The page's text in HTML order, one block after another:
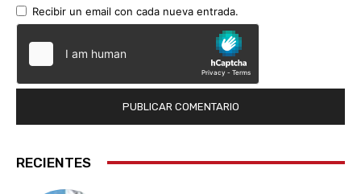
Recibir un email con cada nueva entrada.
RECIENTES